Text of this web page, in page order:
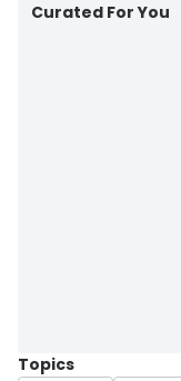
Curated For You
Topics